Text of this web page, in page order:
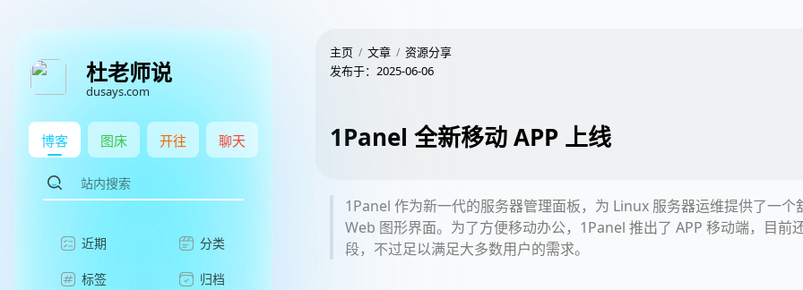
杜老师说
dusays.com
博客 图床 开往 聊天
近期 分类
标签 归档
主页 文章
资源分享
发布于： 2025-06-06
1Panel 全新移动 APP 上线
1Panel 作为新一代的服务器管理面板，为 Linux 服务器运维提供了一个
Web 图形界面。为了方便移动办公，1Panel 推出了 APP 移动端，目前
段，不过足以满足大多数用户的需求。